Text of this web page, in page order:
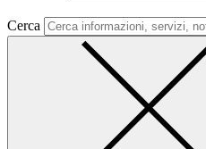
Cerca